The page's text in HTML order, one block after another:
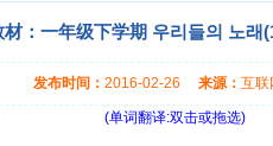
：一年级下学期 우리들의 노래
发布时间： 2016-02-26 来源： 互
(单词翻译:双击或拖选)